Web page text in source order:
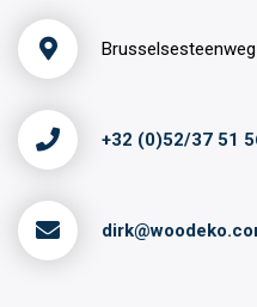
+32 (0)52/37 51